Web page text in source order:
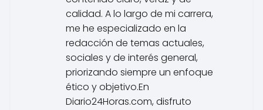
calidad. A lo largo de mi carrera,
me he especializado en la
redacción de temas actuales,
sociales y de interés general,
priorizando siempre un enfoque
ético y objetivo.En
Diario24Horas.com, disfruto